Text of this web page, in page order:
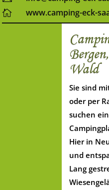
 www.camping-eck-
Wald
Sie sind
oder per
suchen
Hier in
und
Lang